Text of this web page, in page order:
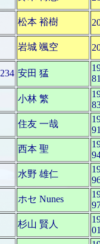
松本 裕樹
岩城 颯空
234 安田 猛
小林 繁
住友 一哉
西本 聖
水野 雄仁
ホセ Nunes
杉山 賢人